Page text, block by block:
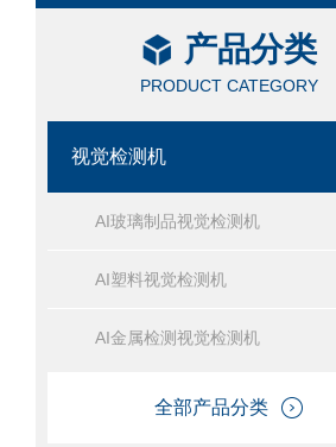
产品分类
PRODUCT CATEGORY
视觉检测机
AI玻璃制品视觉检测机
AI塑料视觉检测机
AI金属检测视觉检测机
全部产品分类